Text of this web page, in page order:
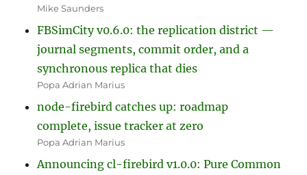
Mike Saunders
FBSimCity v0.6.0: the replication district —
journal segments, commit order, and a
synchronous replica that dies
Popa Adrian Marius
node-firebird catches up: roadmap
complete, issue tracker at zero
Popa Adrian Marius
Announcing cl-firebird v1.0.0: Pure Common